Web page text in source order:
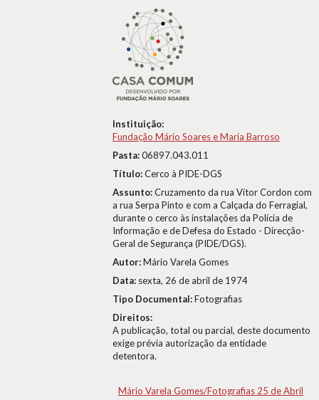
Instituição:
Fundação Mário Soares e Maria Barroso
Pasta:06897.043.011
Título:Cerco à PIDE-DGS
Assunto:Cruzamento da rua Vítor Cordon com
a rua Serpa Pinto e com a Calçada do Ferragial,
durante o cerco às instalações da Polícia de
Informação e de Defesa do Estado - Direcção-
Geral de Segurança (PIDE/DGS).
Autor:Mário Varela Gomes
Data: sexta, 26 de abril de 1974
Tipo Documental:Fotografias
Direitos:
A publicação, total ou parcial, deste documento
exige prévia autorização da entidade
detentora.
Mário Varela Gomes/Fotografias 25 de Abril